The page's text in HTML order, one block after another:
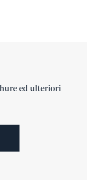
ed ulteriori